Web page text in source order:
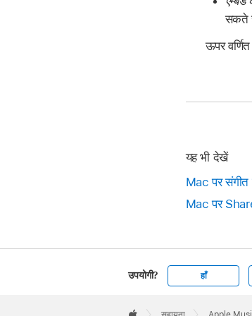
सकते
ऊपर
यह भी देखें
Mac पर संगीत
Mac पर
उपयोगी? हाँ
Footer
